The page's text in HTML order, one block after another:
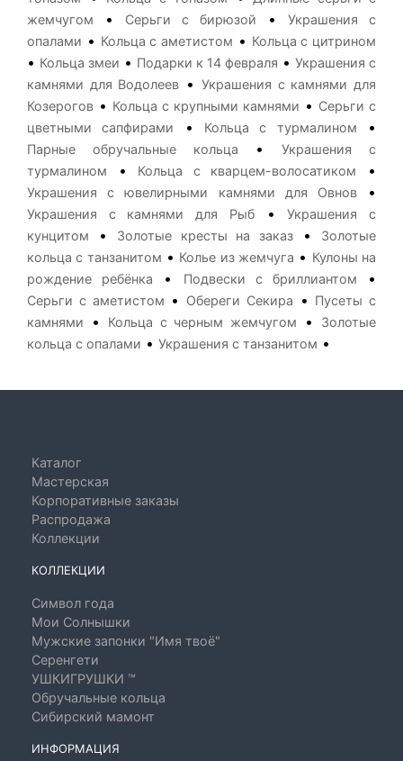
жемчугом
• Серьги с бирюзой • Украшения с
опалами • Кольца с аметистом • Кольца с цитрином
• Кольца змеи • Подарки к 14 февраля • Украшения с
камнями для Водолеев • Украшения с камнями для
Козерогов • Кольца с крупными камнями • Серьги с
цветными сапфирами
• Кольца с турмалином •
Парные обручальные кольца •Украшения с
турмалином
• Кольца с кварцем-волосатиком •
Украшения с ювелирными камнями для Овнов•
Украшения с камнями для Рыб•Украшения с
кунцитом
• Золотые кресты на заказ •
Золотые
кольца с танзанитом • Колье из жемчуга • Кулоны на
рождение ребёнка
• Подвески с бриллиантом •
Серьги с аметистом • Обереги Секира • Пусеты с
камнями
• Кольца с черным жемчугом •
Золотые
кольца с опалами • Украшения с танзанитом •
Каталог
Мастерская
Корпоративные заказы
Распродажа
Коллекции
КОЛЛЕКЦИИ
Символ года
Мои Солнышки
Мужские запонки "Имя твоё"
Серенгети
УШКИГРУШКИ ™
Обручальные кольца
Сибирский мамонт
ИНФОРМАЦИЯ